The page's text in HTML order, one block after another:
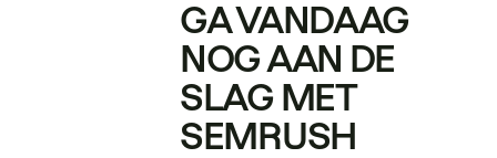
GA VANDAAG
NOG AAN DE
SLAG MET
SEMRUSH